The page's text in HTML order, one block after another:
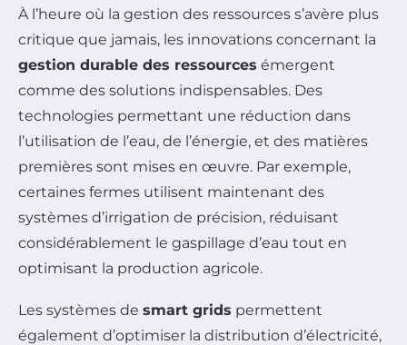
À l’heure où la gestion des ressources s’avère plus
critique que jamais, les innovations concernant la
gestion durable des ressources émergent
comme des solutions indispensables. Des
technologies permettant une réduction dans
l’utilisation de l’eau, de l’énergie, et des matières
premières sont mises en œuvre. Par exemple,
certaines fermes utilisent maintenant des
systèmes d’irrigation de précision, réduisant
considérablement le gaspillage d’eau tout en
optimisant la production agricole.
Les systèmes de smart grids permettent
également d’optimiser la distribution d’électricité,